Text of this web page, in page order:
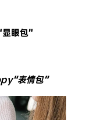
眼包”
表情包”